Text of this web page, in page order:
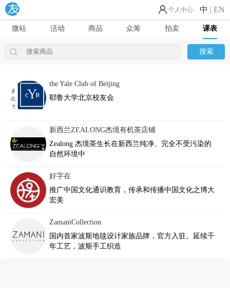
个人中心 中 | EN
微站 活动 商品 众筹 拍卖 课表
搜索
the Yale Club of Beijing
耶鲁大学北京校友会
新西兰ZEALONG杰境有机茶店铺
Zealong 杰境茶生长在新西兰纯净、完全不受污染的
自然环境中
好字在
推广中国文化通识教育，传承和传播中国文化之博大
宏美
ZamaniCollection
国内首家波斯地毯设计家族品牌，官方入驻。延续千
年工艺，波斯手工织造